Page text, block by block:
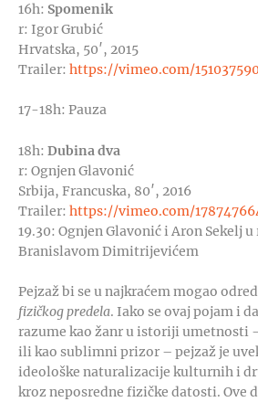
16h: Spomenik
r: Igor Grubić
Hrvatska, 50′, 2015
Trailer: https://vimeo.com/
17-18h: Pauza
18h: Dubina dva
r: Ognjen Glavonić
Srbija, Francuska, 80′, 2016
Trailer: https://vimeo.com/
19.30: Ognjen Glavonić i Aron Sekelj
Branislavom Dimitrijevićem
Pejzaž bi se u najkraćem mogao
fizičkog predela. Iako se ovaj pojam i
razume kao žanr u istoriji umetnosti
ili kao sublimni prizor – pejzaž je
ideološke naturalizacije kulturnih i
kroz neposredne fizičke datosti. Ove